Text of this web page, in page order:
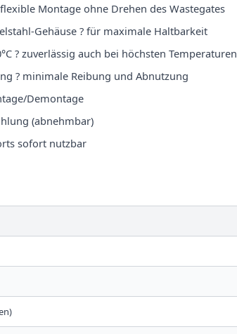
Montage ohne Drehen des Wastegates
Gehäuse ? für maximale Haltbarkeit
? zuverlässig auch bei höchsten Temperaturen
? minimale Reibung und Abnutzung
Demontage
(abnehmbar)
sofort nutzbar